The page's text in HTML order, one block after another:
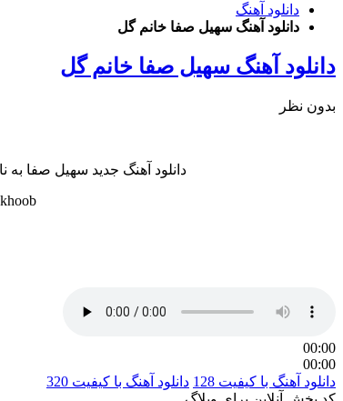
دانلود آهنگ
دانلود آهنگ سهیل صفا خانم گل
دانلود آهنگ سهیل صفا خانم گل
بدون نظر
دانلود آهنگ جدید سهیل صفا به نام “خانم گل” با دو کیفیت عالی و
00:00
00:00
دانلود آهنگ با کیفیت 128
دانلود آهنگ با کیفیت 320